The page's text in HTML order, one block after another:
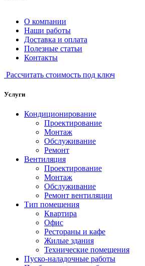
О компании
Наши работы
Доставка и оплата
Полезные статьи
Контакты
Рассчитать стоимость под ключ
Услуги
Кондиционирование
Проектирование
Монтаж
Обслуживание
Ремонт
Вентиляция
Проектирование
Монтаж
Обслуживание
Ремонт вентиляции
Тип помещения
Квартира
Офис
Рестораны и кафе
Жилые здания
Технические помещения
Пуско-наладочные работы